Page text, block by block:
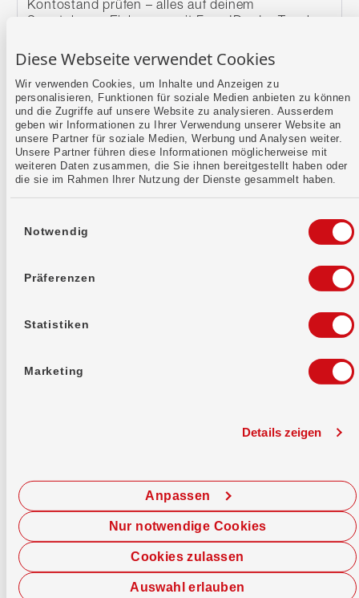
Diese Webseite verwendet Cookies
Wir verwenden Cookies, um Inhalte und Anzeigen zu
personalisieren, Funktionen für soziale Medien anbieten zu können
und die Zugriffe auf unsere Website zu analysieren. Ausserdem
geben wir Informationen zu Ihrer Verwendung unserer Website an
unsere Partner für soziale Medien, Werbung und Analysen weiter.
Unsere Partner führen diese Informationen möglicherweise mit
weiteren Daten zusammen, die Sie ihnen bereitgestellt haben oder
die sie im Rahmen Ihrer Nutzung der Dienste gesammelt haben.
Notwendig
Präferenzen
Statistiken
Marketing
Details zeigen
Cookies zulassen
Anpassen
Auswahl erlauben
Nur notwendige Cookies
Kontostand prüfen – alles auf deinem
Smartphone. Einloggen mit Face ID oder Touch
Schnell erledigt
Smartphone
Wissenswert